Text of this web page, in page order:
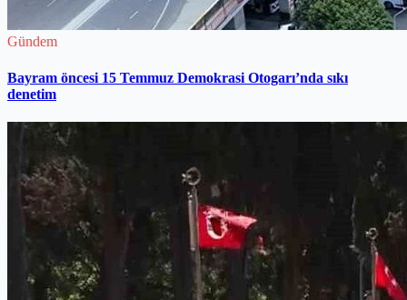
Gündem
Bayram öncesi 15 Temmuz Demokrasi Otogarı’nda sıkı
denetim